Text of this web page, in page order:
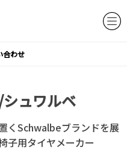
合わせ
ュワルベ
くSchwalbeブランドを展
子用タイヤメーカー